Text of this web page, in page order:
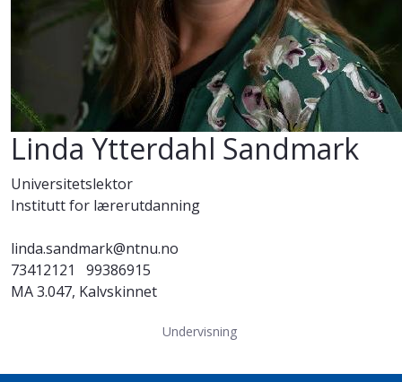
Linda Ytterdahl Sandmark
Universitetslektor
Institutt for lærerutdanning
linda.sandmark@ntnu.no
73412121
99386915
MA 3.047, Kalvskinnet
Undervisning